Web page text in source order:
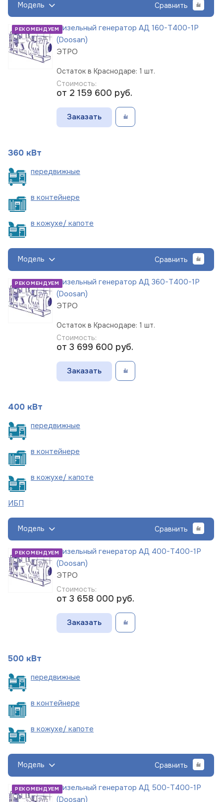
Модель Сравнить
РЕКОМЕНДУЕМДизельный генератор АД 160-Т400-1Р
(Doosan)
ЭТРО
Остаток в Краснодаре: 1 шт.
Стоимость:
от 2 159 600 руб.
Заказать
360 кВт
передвижные
в контейнере
в кожухе/ капоте
Модель Сравнить
РЕКОМЕНДУЕМДизельный генератор АД 360-Т400-1Р
(Doosan)
ЭТРО
Остаток в Краснодаре: 1 шт.
Стоимость:
от 3 699 600 руб.
Заказать
400 кВт
передвижные
в контейнере
в кожухе/ капоте
ИБП
Модель Сравнить
РЕКОМЕНДУЕМДизельный генератор АД 400-Т400-1Р
(Doosan)
ЭТРО
Стоимость:
от 3 658 000 руб.
Заказать
500 кВт
передвижные
в контейнере
в кожухе/ капоте
Модель Сравнить
РЕКОМЕНДУЕМДизельный генератор АД 500-Т400-1Р
(Doosan)